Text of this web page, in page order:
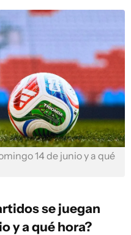
14 de junio y a qué
se juegan
y a qué hora?